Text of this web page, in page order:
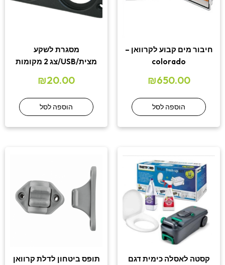
חיבור מים קבוע לקרוואן –
colorado
₪650.00
הוספה לסל
מסגרת לשקע
מצית/USB/צג 2 מקומות
₪20.00
הוספה לסל
קסטה לאסלה כימית דגם
תופס ביטחון לדלת קרוואן